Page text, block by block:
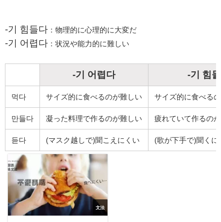
-기 힘들다 ：物理的に心理的に大変だ
-기 어렵다 ：状況や能力的に難しい
-기 어렵다 -기 힘
먹다 サイズ的に食べるのが難しい サイズ的に食べる
만들다 凝った料理で作るのが難しい 疲れていて作るの
듣다 (マスク越しで)聞こえにくい (歌が下手で)聞くに
文法